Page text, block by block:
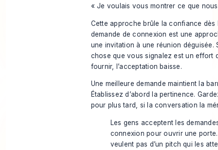
« Je voulais vous montrer ce que
Cette approche brûle la confiance dès
demande de connexion est une
une invitation à une réunion déguisée.
chose que vous signalez est un effort
fournir, l’acceptation baisse.
Une meilleure demande maintient la
Établissez d’abord la pertinence.
pour plus tard, si la conversation la
Les gens acceptent les
connexion pour ouvrir une
veulent pas d’un pitch qui les